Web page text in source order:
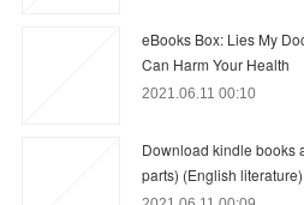
eBooks Box: Lies My
Can Harm Your Health
2021.06.11 00:10
Download kindle books
parts) (English literature)